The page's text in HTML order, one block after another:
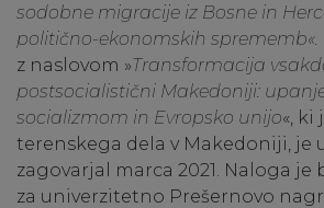
sodobne migracije iz Bosne in
politično-ekonomskih sprememb«.
z naslovom »Transformacija
postsocialistični Makedoniji:
socializmom in Evropsko unijo«,
terenskega dela v Makedoniji, je
zagovarjal marca 2021. Naloga
za univerzitetno Prešernovo